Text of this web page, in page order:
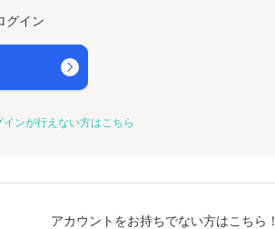
グイン
インが行えない方はこちら
アカウントをお持ちでない方はこちら！